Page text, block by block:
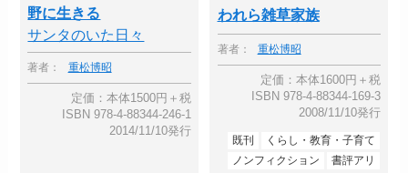
野に生きる
サンタのいた日々
著者： 重松博昭
定価：本体1500円＋税
ISBN 978-4-88344-246-1
2014/11/10発行
われら雑草家族
著者： 重松博昭
定価：本体1600円＋税
ISBN 978-4-88344-169-3
2008/11/10発行
既刊
くらし・教育・子育て
ノンフィクション
書評アリ